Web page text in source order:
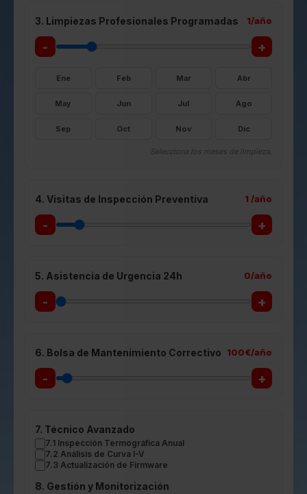
3. Limpiezas Profesionales Programadas 1/año
- +
Ene Feb Mar Abr
May Jun Jul Ago
Sep Oct Nov Dic
Selecciona los meses de limpieza.
4. Visitas de Inspección Preventiva 1 /año
- +
5. Asistencia de Urgencia 24h 0/año
- +
6. Bolsa de Mantenimiento Correctivo 100€/año
- +
7. Técnico Avanzado
7.1 Inspección Termográfica Anual
7.2 Análisis de Curva I-V
7.3 Actualización de Firmware
8. Gestión y Monitorización